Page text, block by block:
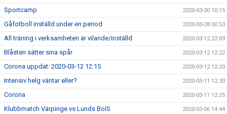
Sportcamp 2020-03-30 10:15
Gåfotboll inställd under en period 2020-03-28 00:53
All träning i verksamheten är vilande/inställd 2020-03-12 22:09
Blåsten sätter sina spår 2020-03-12 12:22
Corona uppdat: 2020-03-12 12:15 2020-03-12 12:20
Intensiv helg väntar eller? 2020-03-11 12:30
Corona 2020-03-11 12:25
Klubbmatch Värpinge vs Lunds BoIS 2020-03-06 14:44